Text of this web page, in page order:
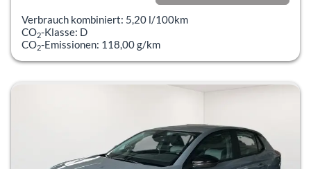
Verbrauch kombiniert: 5,20 l/100km
CO2-Klasse: D
CO2-Emissionen: 118,00 g/km